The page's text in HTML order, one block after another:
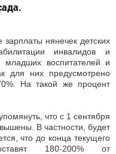
нянечек детских
инвалидов и
младших воспитателей и
для них предусмотрено
На такой же процент
что с 1 сентября
В частности, будет
что до конца текущего
180-200% от